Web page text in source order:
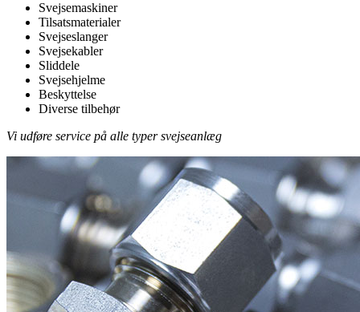
Svejsemaskiner
Tilsatsmaterialer
Svejseslanger
Svejsekabler
Sliddele
Svejsehjelme
Beskyttelse
Diverse tilbehør
Vi udføre service på alle typer svejseanlæg